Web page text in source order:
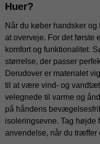
Huer?
Når du køber handsker
at overveje. For det første
komfort og funktionalitet.
størrelse, der passer
Derudover er materialet
til at være vind- og
velegnede til varme og
på håndens
isoleringsevne. Tag højde
anvendelse, når du træffer